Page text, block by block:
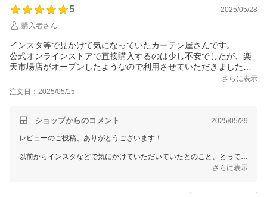
5
2025/05/28
購入者さん
インスタ等で見かけて気になっていたカーテン屋さんです。
公式オンラインストアで直接購入するのは少し不安でしたが、楽
天市場店がオープンしたようなので利用させていただきました。
いくつか不安、疑問点があったので問い合わせたところ、すぐに
丁寧で詳しいお返事が返ってきました。
つ取り扱ってくれたら嬉しいです。
さらに表示
注文日：2025/05/15
ショップからのコメント 2025/05/29
レビューのご投稿、ありがとうございます！
以前からインスタなどで気にかけていただいていたとのこと、とっても
さらに表示